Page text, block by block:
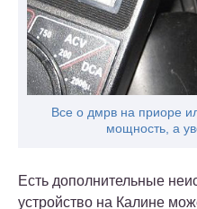
Все о дмрв на приоре
мощность, а
Есть дополнительные
устройство на Калине